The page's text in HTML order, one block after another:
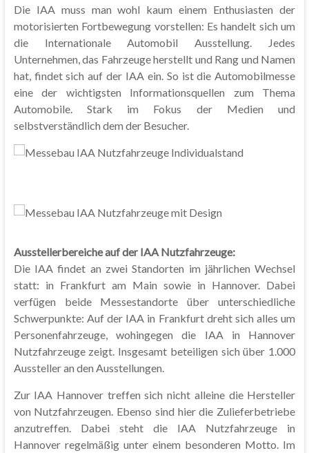
Die IAA muss man wohl kaum einem Enthusiasten der
motorisierten Fortbewegung vorstellen: Es handelt sich um
die Internationale Automobil Ausstellung. Jedes
Unternehmen, das Fahrzeuge herstellt und Rang und Namen
hat, findet sich auf der IAA ein. So ist die Automobilmesse
eine der wichtigsten Informationsquellen zum Thema
Automobile. Stark im Fokus der Medien und
selbstverständlich dem der Besucher.
Ausstellerbereiche auf der IAA Nutzfahrzeuge:
Die IAA findet an zwei Standorten im jährlichen Wechsel
statt: in Frankfurt am Main sowie in Hannover. Dabei
verfügen beide Messestandorte über unterschiedliche
Schwerpunkte: Auf der IAA in Frankfurt dreht sich alles um
Personenfahrzeuge, wohingegen die IAA in Hannover
Nutzfahrzeuge zeigt. Insgesamt beteiligen sich über 1.000
Aussteller an den Ausstellungen.
Zur IAA Hannover treffen sich nicht alleine die Hersteller
von Nutzfahrzeugen. Ebenso sind hier die Zulieferbetriebe
anzutreffen. Dabei steht die IAA Nutzfahrzeuge in
Hannover regelmäßig unter einem besonderen Motto. Im